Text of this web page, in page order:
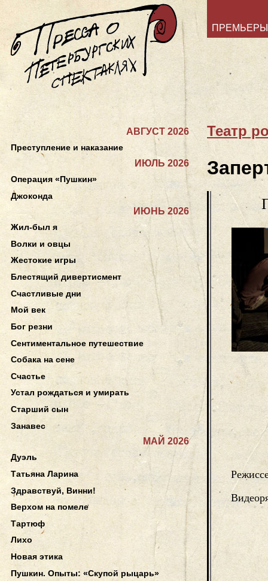
ПРЕМЬЕРЫ
Театр
АВГУСТ 2026
Преступление и наказание
ИЮЛЬ 2026
Операция «Пушкин»
Джоконда
ИЮНЬ 2026
Жил-был я
Волки и овцы
Жестокие игры
Блестящий дивертисмент
Счастливые дни
Мой век
Бог резни
Сентиментальное путешествие
Собака на сене
Счастье
Устал рождаться и умирать
Старший сын
Занавес
МАЙ 2026
Дуэль
Татьяна Ларина
Здравствуй, Винни!
Верхом на помеле
Тартюф
Лихо
Новая этика
Пушкин. Опыты: «Скупой рыцарь»